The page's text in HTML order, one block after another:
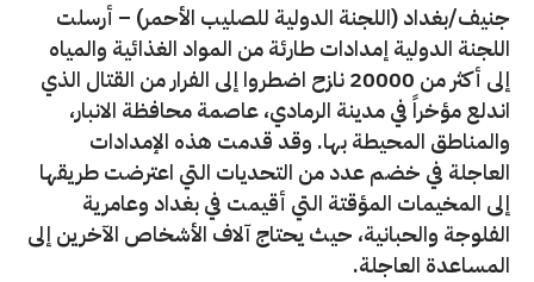
جنيف/بغداد (اللجنة الدولية للصليب الأحمر) – أرسلت
اللجنة الدولية إمدادات طارئة من المواد الغذائية والمياه
إلى أكثر من 20000 نازح اضطروا إلى الفرار من القتال الذي
اندلع مؤخراً في مدينة الرمادي، عاصمة محافظة الانبار،
والمناطق المحيطة بها. وقد قدمت هذه الإمدادات
العاجلة في خضم عدد من التحديات التي اعترضت طريقها
إلى المخيمات المؤقتة التي أقيمت في بغداد وعامرية
الفلوجة والحبانية، حيث يحتاج آلاف الأشخاص الآخرين إلى
المساعدة العاجلة.